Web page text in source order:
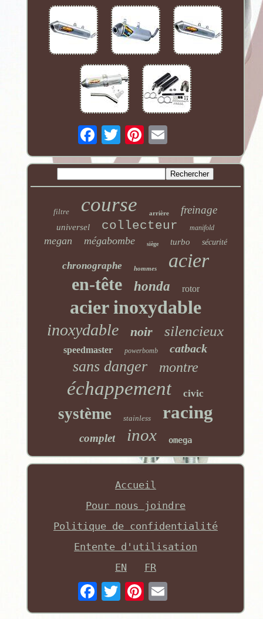
filtre course arrière freinage
universel collecteur manifold
megan mégabombe siège turbo sécurité
chronographe hommes acier
en-tête honda rotor
acier inoxydable
inoxydable noir silencieux
speedmaster powerbomb catback
sans danger montre
échappement civic
système stainless racing
complet inox omega
Accueil
Pour nous joindre
Politique de confidentialité
Entente d'utilisation
EN
FR